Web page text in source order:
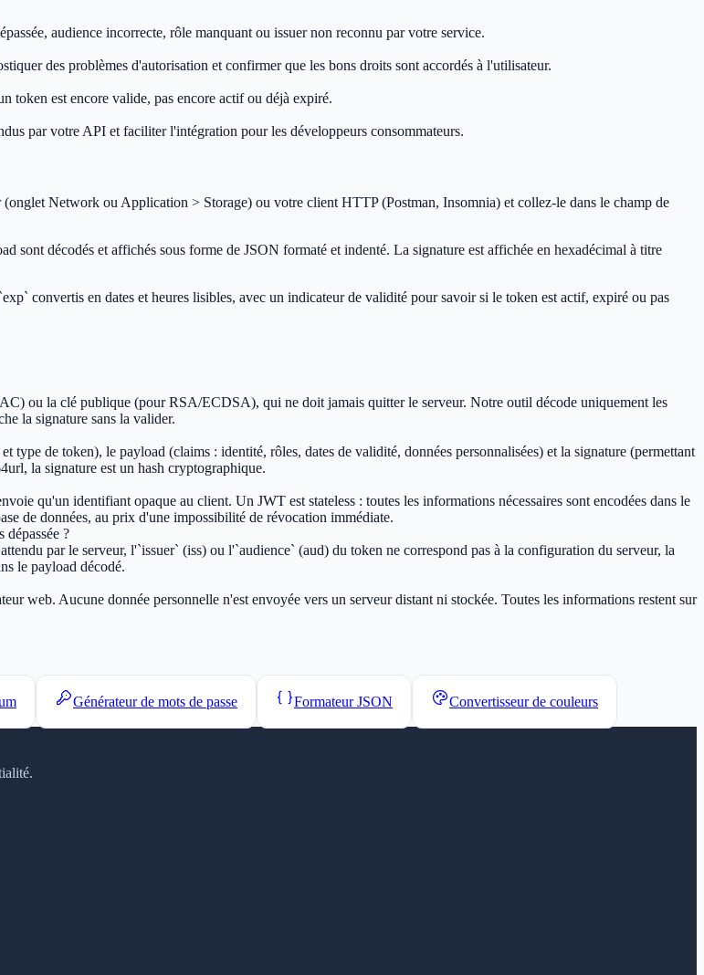
audience incorrecte, rôle manquant ou issuer non reconnu par votre service.
des problèmes d'autorisation et confirmer que les bons droits sont accordés à l'utilisateur.
token est encore valide, pas encore actif ou déjà expiré.
par votre API et faciliter l'intégration pour les développeurs consommateurs.
Network ou Application > Storage) ou votre client HTTP (Postman, Insomnia) et collez-le dans le champ de
sont décodés et affichés sous forme de JSON formaté et indenté. La signature est affichée en hexadécimal à titre
convertis en dates et heures lisibles, avec un indicateur de validité pour savoir si le token est actif, expiré ou pas
ou la clé publique (pour RSA/ECDSA), qui ne doit jamais quitter le serveur. Notre outil décode uniquement les
la signature sans la valider.
type de token), le payload (claims : identité, rôles, dates de validité, données personnalisées) et la signature (permettant
la signature est un hash cryptographique.
qu'un identifiant opaque au client. Un JWT est stateless : toutes les informations nécessaires sont encodées dans le
de données, au prix d'une impossibilité de révocation immédiate.
?
par le serveur, l'`issuer` (iss) ou l'`audience` (aud) du token ne correspond pas à la configuration du serveur, la
le payload décodé.
web. Aucune donnée personnelle n'est envoyée vers un serveur distant ni stockée. Toutes les informations restent sur
Générateur de mots de passe Formateur JSON Convertisseur de couleurs